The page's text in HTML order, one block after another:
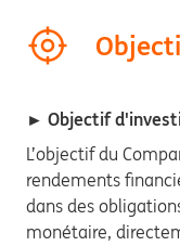
► Objectif
L’objectif du
rendements
dans des
monétaire,